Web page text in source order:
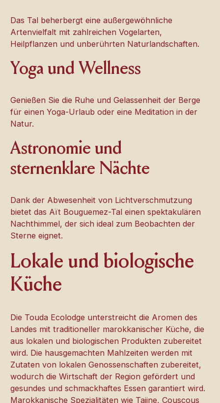
Das Tal beherbergt eine außergewöhnliche
Artenvielfalt mit zahlreichen Vogelarten,
Heilpflanzen und unberührten Naturlandschaften.
Yoga und Wellness
Genießen Sie die Ruhe und Gelassenheit der Berge
für einen Yoga-Urlaub oder eine Meditation in der
Natur.
Astronomie und
sternenklare Nächte
Dank der Abwesenheit von Lichtverschmutzung
bietet das Aït Bouguemez-Tal einen spektakulären
Nachthimmel, der sich ideal zum Beobachten der
Sterne eignet.
Lokale und biologische
Küche
Die Touda Ecolodge unterstreicht die Aromen des
Landes mit traditioneller marokkanischer Küche, die
aus lokalen und biologischen Produkten zubereitet
wird. Die hausgemachten Mahlzeiten werden mit
Zutaten von lokalen Genossenschaften zubereitet,
wodurch die Wirtschaft der Region gefördert und
gesundes und schmackhaftes Essen garantiert wird.
Marokkanische Spezialitäten wie Tajine, Couscous